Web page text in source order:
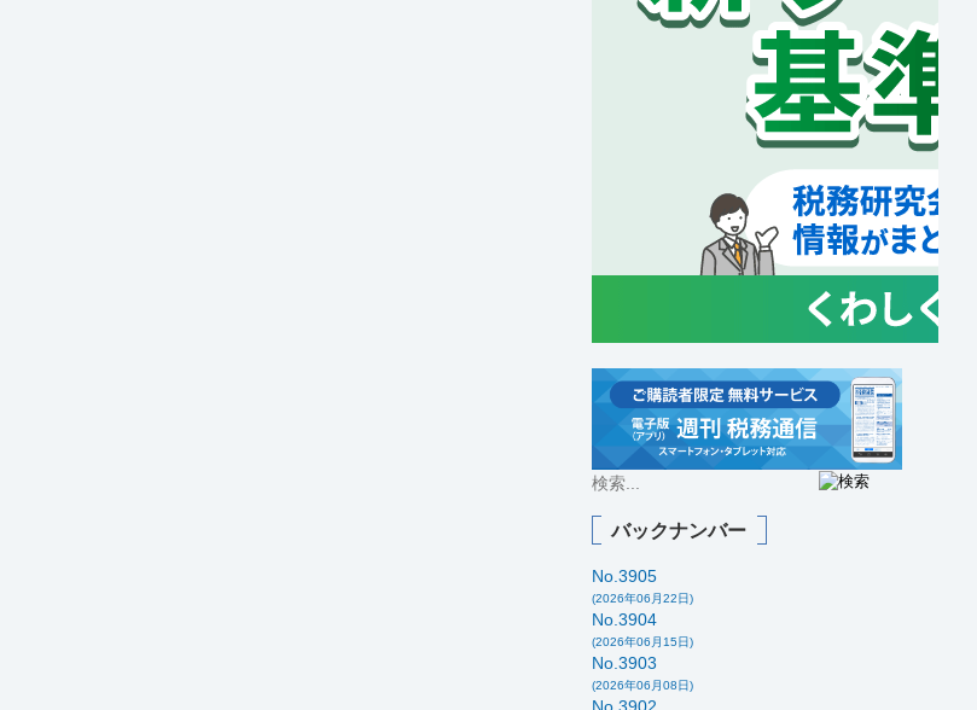
バックナンバー
No.3905
(2026年06月22日)
No.3904
(2026年06月15日)
No.3903
(2026年06月08日)